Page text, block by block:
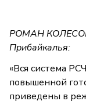
РОМАН КОЛЕСОВ,
Прибайкалья:
«Вся система
повышенной
приведены в